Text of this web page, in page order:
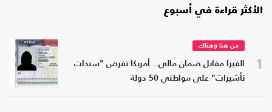
الأكثر قراءة في أسبوع
1
من هنا وهناك
الفيزا مقابل ضمان مالي.. أمريكا تفرض "سندات
تأشيرات" على مواطني 50 دولة